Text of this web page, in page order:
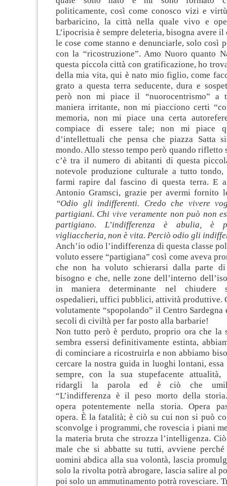
politicamente, così come conosco vizi e
barbaricino, la città nella quale vivo e
L’ipocrisia è sempre deleteria, bisogna avere
le cose come stanno e denunciarle, solo così
con la “ricostruzione”. Amo Nuoro quanto
questa piccola città con gratificazione, ho
della mia vita, qui è nato mio figlio, come
grato a questa terra seducente, dura e
però non mi piace il “nuorocentrismo” a
maniera irritante, non mi piacciono certi
memoria, non mi piace una certa
compiace di essere tale; non mi piace
d’intellettuali che pensa che piazza Satta
mondo. Allo stesso tempo però quando rifletto
c’è tra il numero di abitanti di questa
notevole produzione culturale a tutto tondo,
farmi rapire dal fascino di questa terra. E
Antonio Gramsci, grazie per avermi fornito
“Odio gli indifferenti. Credo che vivere
partigiani. Chi vive veramente non può non
partigiano. L’indifferenza è abulia, è
vigliaccheria, non è vita. Perciò odio gli
Anch’io odio l’indifferenza di questa classe
voluto essere “partigiana” così come aveva
che non ha voluto schierarsi dalla parte
bisogno e che, nelle zone dell’interno
in maniera determinante nel chiudere
ospedalieri, uffici pubblici, attività produttive.
volutamente “spopolando” il Centro Sardegna
secoli di civiltà per far posto alla barbarie!
Non tutto però è perduto, proprio ora che la
sembra essersi definitivamente estinta,
di cominciare a ricostruirla e non abbiamo
cercare la nostra guida in luoghi lontani,
sempre, con la sua stupefacente attualità,
ridargli la parola ed è ciò che
“L’indifferenza è il peso morto della
opera potentemente nella storia. Opera
opera. È la fatalità; è ciò su cui non si può
sconvolge i programmi, che rovescia i piani
la materia bruta che strozza l’intelligenza.
male che si abbatte su tutti, avviene
uomini abdica alla sua volontà, lascia
solo la rivolta potrà abrogare, lascia salire al
poi solo un ammutinamento potrà rovesciare.